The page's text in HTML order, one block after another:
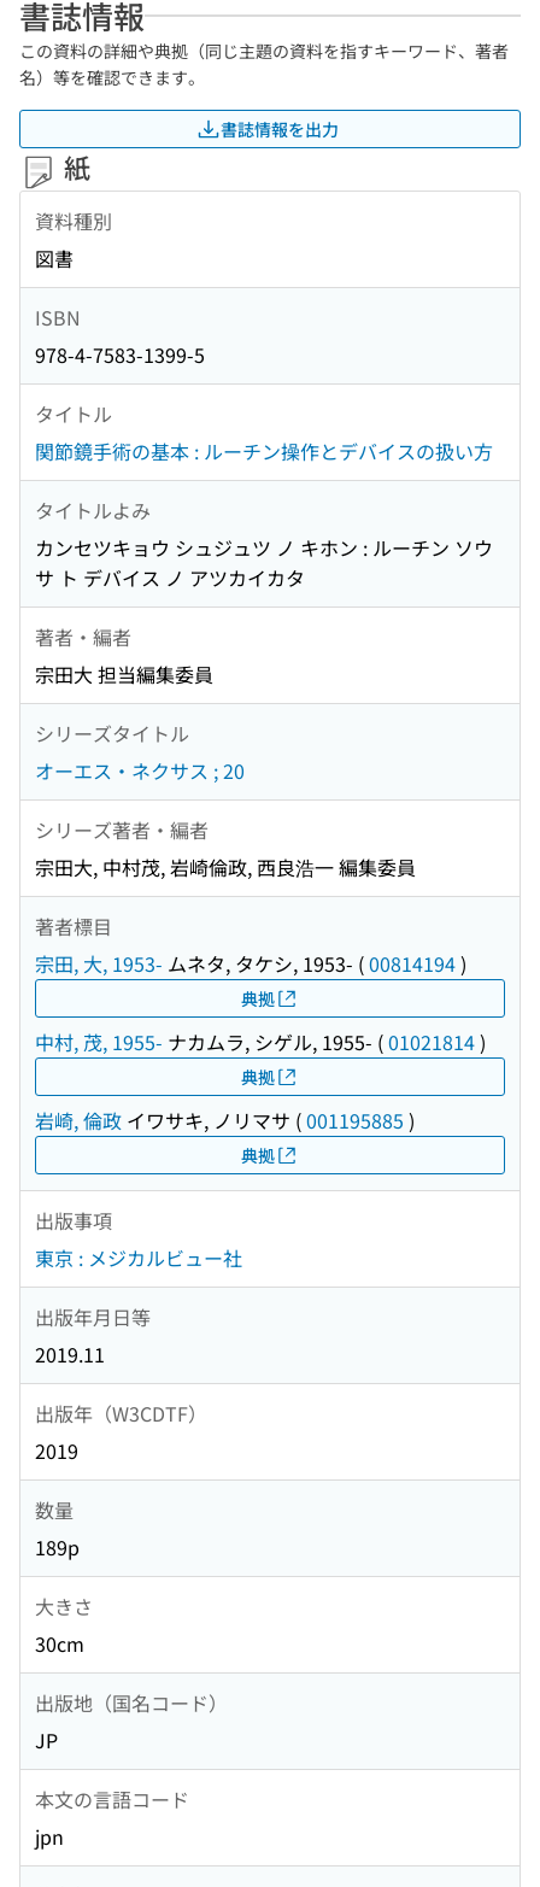
書誌情報
この資料の詳細や典拠（同じ主題の資料を指すキーワード、著者
名）等を確認できます。
書誌情報を出力
紙
資料種別
図書
ISBN
978-4-7583-1399-5
タイトル
関節鏡手術の基本 : ルーチン操作とデバイスの扱い方
タイトルよみ
カンセツキョウ シュジュツ ノ キホン : ルーチン ソウ
サ ト デバイス ノ アツカイカタ
著者・編者
宗田大 担当編集委員
シリーズタイトル
オーエス・ネクサス ; 20
シリーズ著者・編者
宗田大, 中村茂, 岩崎倫政, 西良浩一 編集委員
著者標目
宗田, 大, 1953- ムネタ, タケシ, 1953- (00814194)
典拠
中村, 茂, 1955- ナカムラ, シゲル, 1955- (01021814)
典拠
岩崎, 倫政 イワサキ, ノリマサ (001195885 )
典拠
出版事項
東京 : メジカルビュー社
出版年月日等
2019.11
出版年（W3CDTF）
2019
数量
189p
大きさ
30cm
出版地（国名コード）
JP
本文の言語コード
jpn